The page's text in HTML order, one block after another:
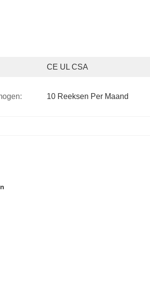
CE UL CSA
10 Reeksen Per Maand